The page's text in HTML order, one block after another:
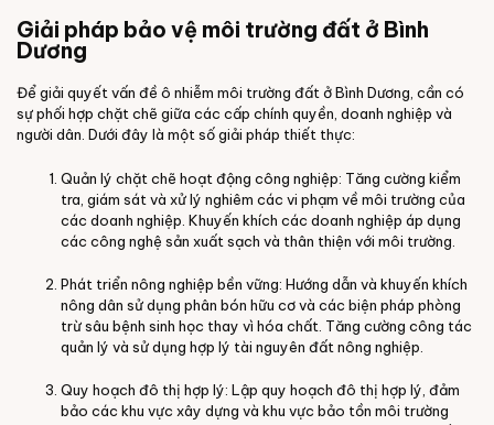
Giải pháp bảo vệ môi trường đất ở Bình
Dương
Để giải quyết vấn đề ô nhiễm môi trường đất ở Bình Dương, cần có
sự phối hợp chặt chẽ giữa các cấp chính quyền, doanh nghiệp và
người dân. Dưới đây là một số giải pháp thiết thực:
Quản lý chặt chẽ hoạt động công nghiệp: Tăng cường kiểm
tra, giám sát và xử lý nghiêm các vi phạm về môi trường của
các doanh nghiệp. Khuyến khích các doanh nghiệp áp dụng
các công nghệ sản xuất sạch và thân thiện với môi trường.
Phát triển nông nghiệp bền vững: Hướng dẫn và khuyến khích
nông dân sử dụng phân bón hữu cơ và các biện pháp phòng
trừ sâu bệnh sinh học thay vì hóa chất. Tăng cường công tác
quản lý và sử dụng hợp lý tài nguyên đất nông nghiệp.
Quy hoạch đô thị hợp lý: Lập quy hoạch đô thị hợp lý, đảm
bảo các khu vực xây dựng và khu vực bảo tồn môi trường